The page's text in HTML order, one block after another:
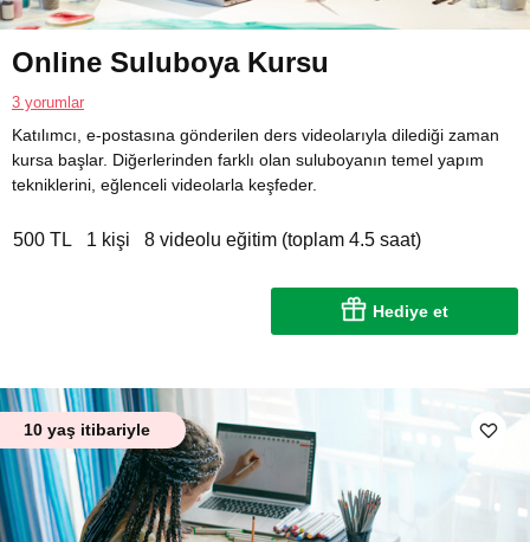
Online Suluboya Kursu
3 yorumlar
Katılımcı, e-postasına gönderilen ders videolarıyla dilediği zaman
kursa başlar. Diğerlerinden farklı olan suluboyanın temel yapım
tekniklerini, eğlenceli videolarla keşfeder.
500 TL 1 kişi 8 videolu eğitim (toplam 4.5 saat)
Hediye et
10 yaş itibariyle